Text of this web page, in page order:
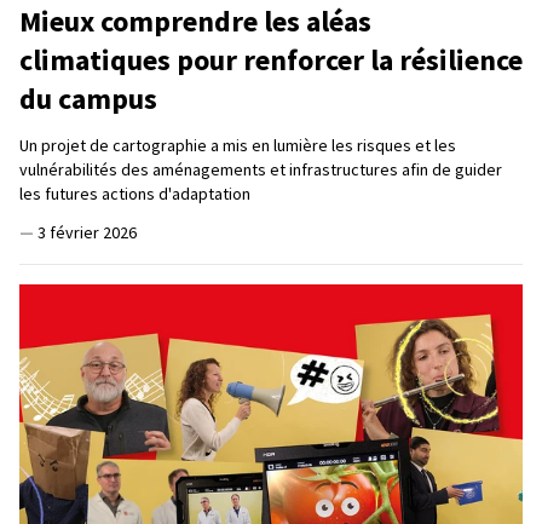
Mieux comprendre les aléas
climatiques pour renforcer la résilience
du campus
Un projet de cartographie a mis en lumière les risques et les
vulnérabilités des aménagements et infrastructures afin de guider
les futures actions d'adaptation
— 3 février 2026